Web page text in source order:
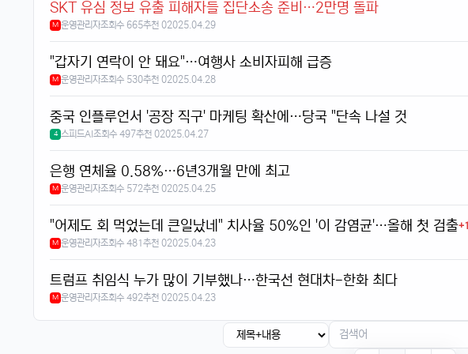
SKT 유심 정보 유출 피해자들 집단소송 준비…2만명 돌파
M 운영관리자조회수 665추천 02025.04.29
"갑자기 연락이 안 돼요"…여행사 소비자피해 급증
M 운영관리자조회수 530추천 02025.04.28
중국 인플루언서 '공장 직구' 마케팅 확산에…당국 "단속 나설 것
4 스피드AI 조회수 497추천 02025.04.27
은행 연체율 0.58%…6년3개월 만에 최고
M 운영관리자조회수 572추천 02025.04.25
"어제도 회 먹었는데 큰일났네" 치사율 50%인 '이 감염균'…올해 첫 검출+1
M 운영관리자조회수 481 추천 02025.04.23
트럼프 취임식 누가 많이 기부했나…한국선 현대차-한화 최다
M 운영관리자조회수 492추천 02025.04.23